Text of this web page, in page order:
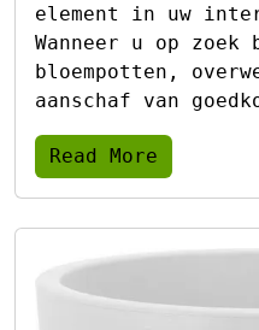
element in uw
Wanneer u op zoek
bloempotten,
aanschaf van
Read More